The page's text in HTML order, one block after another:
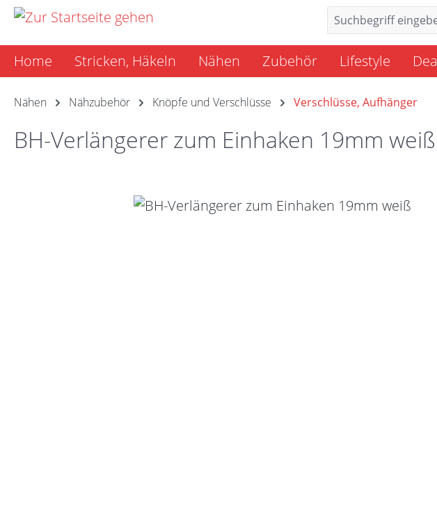
Hauptinhalt springen
Zur Suche springen
Zur Hauptnavigation springen
Home Stricken, Häkeln Nähen Zubehör Lifestyle
Nähen Nähzubehör Knöpfe und Verschlüsse Verschlüsse, Aufhänger
BH-Verlängerer zum Einhaken 19mm weiß
Bildergalerie überspringen